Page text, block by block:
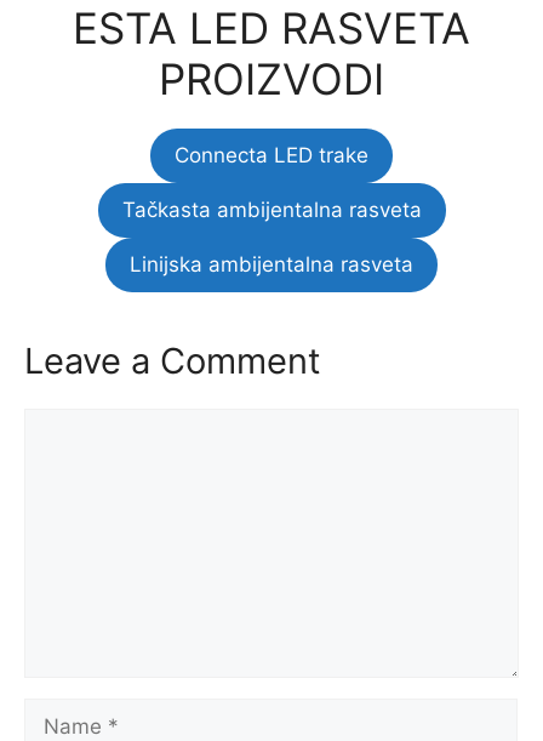
ESTA LED RASVETA
PROIZVODI
Connecta LED trake
Tačkasta ambijentalna rasveta
Linijska ambijentalna rasveta
Leave a Comment